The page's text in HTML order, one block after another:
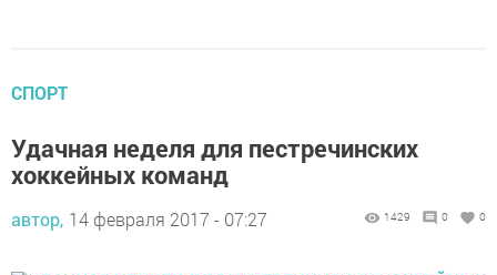
СПОРТ
Удачная неделя для пестречинских
хоккейных команд
автор, 14 февраля 2017 - 07:27 1429 0 0